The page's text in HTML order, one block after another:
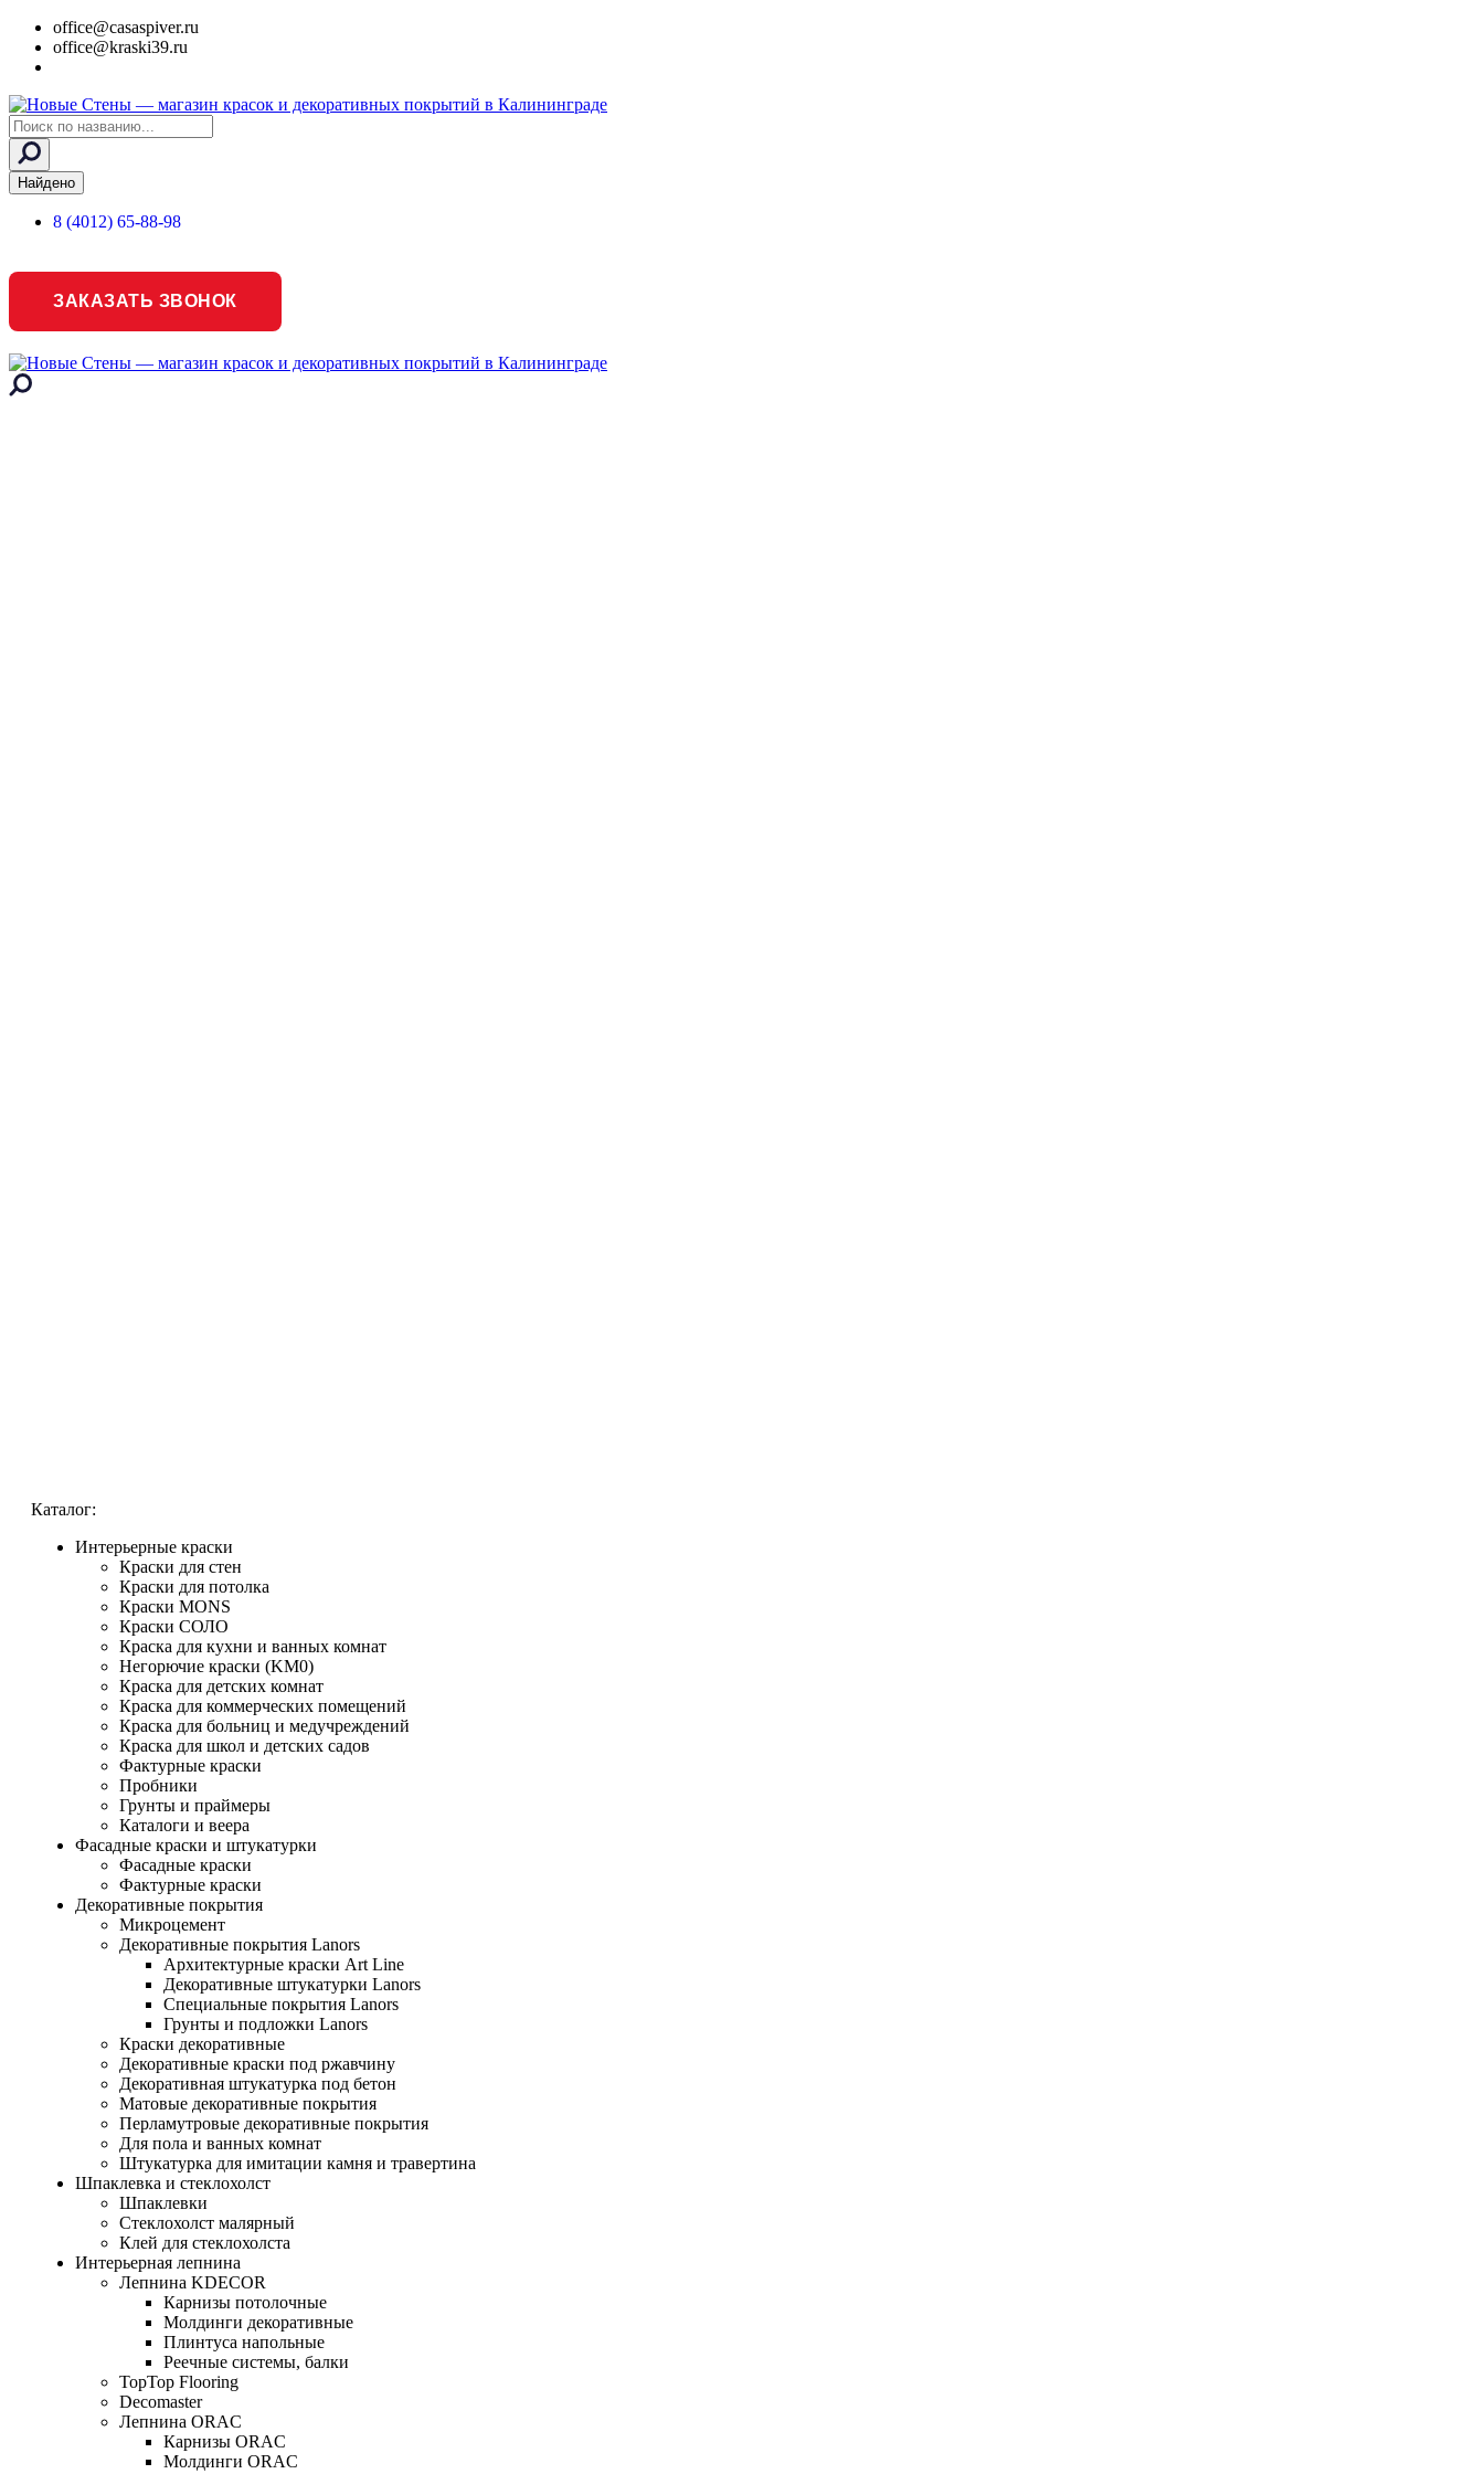
office@casaspiver.ru
office@kraski39.ru
Search
...
Найдено
8 (4012) 65-88-98
ЗАКАЗАТЬ ЗВОНОК
Каталог:
Интерьерные краски
Краски для стен
Краски для потолка
Краски MONS
Краски СОЛО
Краска для кухни и ванных комнат
Негорючие краски (KM0)
Краска для детских комнат
Краска для коммерческих помещений
Краска для больниц и медучреждений
Краска для школ и детских садов
Фактурные краски
Пробники
Грунты и праймеры
Каталоги и веера
Фасадные краски и штукатурки
Фасадные краски
Фактурные краски
Декоративные покрытия
Микроцемент
Декоративные покрытия Lanors
Архитектурные краски Art Line
Декоративные штукатурки Lanors
Специальные покрытия Lanors
Грунты и подложки Lanors
Краски декоративные
Декоративные краски под ржавчину
Декоративная штукатурка под бетон
Матовые декоративные покрытия
Перламутровые декоративные покрытия
Для пола и ванных комнат
Штукатурка для имитации камня и травертина
Шпаклевка и стеклохолст
Шпаклевки
Стеклохолст малярный
Клей для стеклохолста
Интерьерная лепнина
Лепнина KDECOR
Карнизы потолочные
Молдинги декоративные
Плинтуса напольные
Реечные системы, балки
TopTop Flooring
Decomaster
Лепнина ORAC
Карнизы ORAC
Молдинги ORAC